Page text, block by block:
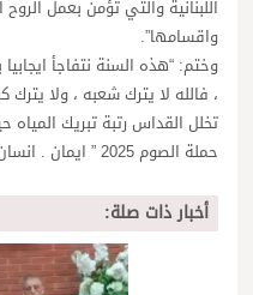
اللبنانية والتي تؤمن بعمل
واقسامها”.
وختم: “هذه السنة نتفاجأ
، فالله لا يترك شعبه ، ولا يترك
تخلل القداس رتبة تبريك
حملة الصوم 2025 ” ايمان . انسان . لبنان”.
أخبار ذات صلة: